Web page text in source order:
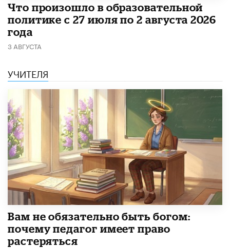
​Что произошло в образовательной
политике с 27 июля по 2 августа 2026
года
3 АВГУСТА
УЧИТЕЛЯ
​Вам не обязательно быть богом:
почему педагог имеет право
растеряться